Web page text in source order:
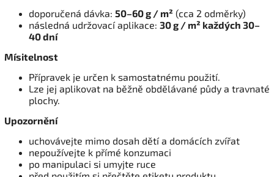
doporučená dávka: 50–60 g / m² (cca 2 odměrky)
následná udržovací aplikace: 30 g / m² každých 30–
40 dní
Mísitelnost
Přípravek je určen k samostatnému použití.
Lze jej aplikovat na běžně obdělávané půdy a travnaté
plochy.
Upozornění
uchovávejte mimo dosah dětí a domácích zvířat
nepoužívejte k přímé konzumaci
po manipulaci si umyjte ruce